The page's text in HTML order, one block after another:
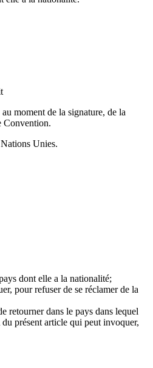
moment de la signature, de la
Convention.
Unies.
dont elle a la nationalité;
pour refuser de se réclamer de la
retourner dans le pays dans lequel
présent article qui peut invoquer,